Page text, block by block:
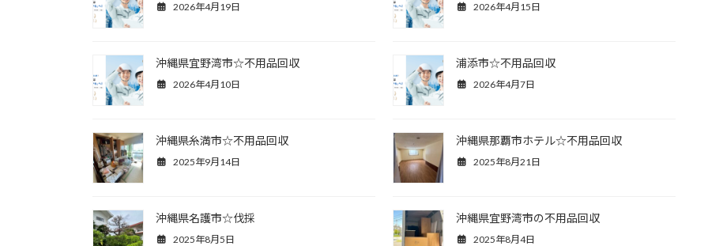
2026年4月19日 2026年4月15日
沖縄県宜野湾市☆不用品回収
2026年4月10日
浦添市☆不用品回収
2026年4月7日
沖縄県糸満市☆不用品回収
2025年9月14日
沖縄県那覇市ホテル☆不用品回収
2025年8月21日
沖縄県名護市☆伐採
2025年8月5日
沖縄県宜野湾市の不用品回収
2025年8月4日